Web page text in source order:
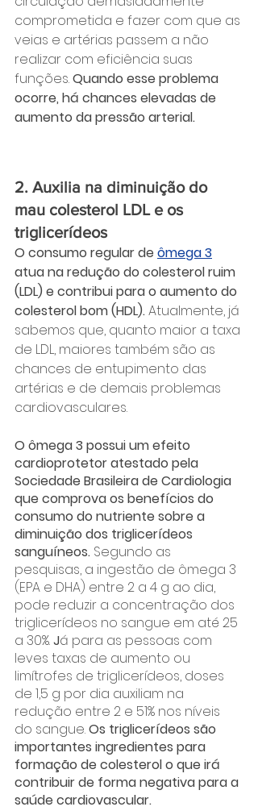
comprometida e fazer com que as
veias e artérias passem a não
realizar com eficiência suas
funções. Quando esse problema
ocorre, há chances elevadas de
aumento da pressão arterial.
2. Auxilia na diminuição do
mau colesterol LDL e os
triglicerídeos
O consumo regular de ômega 3
atua na redução do colesterol ruim
(LDL) e contribui para o aumento do
colesterol bom (HDL). Atualmente, já
sabemos que, quanto maior a taxa
de LDL, maiores também são as
chances de entupimento das
artérias e de demais problemas
cardiovasculares.
O ômega 3 possui um efeito
cardioprotetor atestado pela
Sociedade Brasileira de Cardiologia
que comprova os benefícios do
consumo do nutriente sobre a
diminuição dos triglicerídeos
sanguíneos. Segundo as
pesquisas, a ingestão de ômega 3
(EPA e DHA) entre 2 a 4 g ao dia,
pode reduzir a concentração dos
triglicerídeos no sangue em até 25
a 30%. Já para as pessoas com
leves taxas de aumento ou
limítrofes de triglicerídeos, doses
de 1,5 g por dia auxiliam na
redução entre 2 e 51% nos níveis
do sangue. Os triglicerídeos são
importantes ingredientes para
formação de colesterol o que irá
contribuir de forma negativa para a
saúde cardiovascular.